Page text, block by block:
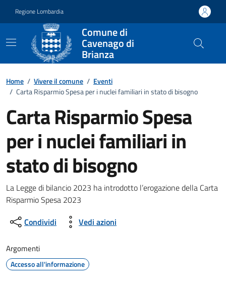
Regione Lombardia
Comune di
Cavenago di
Brianza
Home / Vivere il comune / Eventi
/ Carta Risparmio Spesa per i nuclei familiari in stato di bisogno
Carta Risparmio Spesa
per i nuclei familiari in
stato di bisogno
Dettagli della notizia
La Legge di bilancio 2023 ha introdotto l’erogazione della Carta
Risparmio Spesa 2023
Condividi
Vedi azioni
Argomenti
Accesso all'informazione